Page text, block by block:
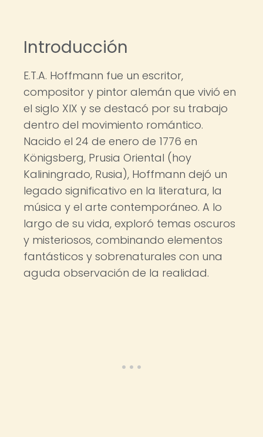
Introducción
E.T.A. Hoffmann fue un escritor,
compositor y pintor alemán que vivió en
el siglo XIX y se destacó por su trabajo
dentro del movimiento romántico.
Nacido el 24 de enero de 1776 en
Königsberg, Prusia Oriental (hoy
Kaliningrado, Rusia), Hoffmann dejó un
legado significativo en la literatura, la
música y el arte contemporáneo. A lo
largo de su vida, exploró temas oscuros
y misteriosos, combinando elementos
fantásticos y sobrenaturales con una
aguda observación de la realidad.